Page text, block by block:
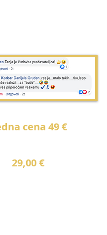
cena 49 €
29,00 €